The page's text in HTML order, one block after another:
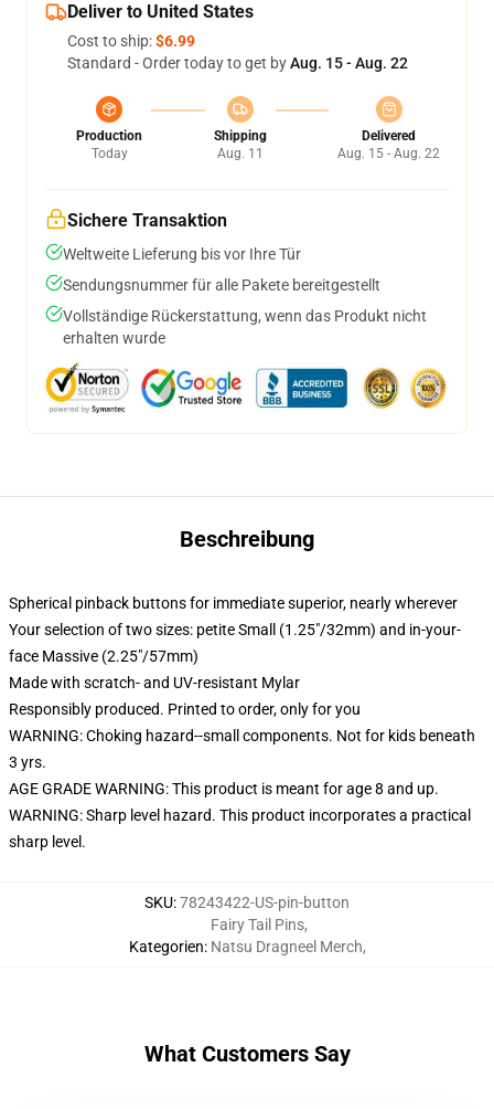
Deliver to United States
Cost to ship:$6.99
Standard - Order today to get byAug. 15 - Aug. 22
Production
Today
Shipping
Aug. 11
Delivered
Aug. 15 - Aug. 22
Sichere Transaktion
Weltweite Lieferung bis vor Ihre Tür
Sendungsnummer für alle Pakete bereitgestellt
Vollständige Rückerstattung, wenn das Produkt nicht
erhalten wurde
Beschreibung
Spherical pinback buttons for immediate superior, nearly wherever
Your selection of two sizes: petite Small (1.25"/32mm) and in-your-
face Massive (2.25"/57mm)
Made with scratch- and UV-resistant Mylar
Responsibly produced. Printed to order, only for you
WARNING: Choking hazard--small components. Not for kids beneath
3 yrs.
AGE GRADE WARNING: This product is meant for age 8 and up.
WARNING: Sharp level hazard. This product incorporates a practical
sharp level.
SKU:78243422-US-pin-button
Kategorien:
Fairy Tail Pins,
Natsu Dragneel Merch,
What Customers Say